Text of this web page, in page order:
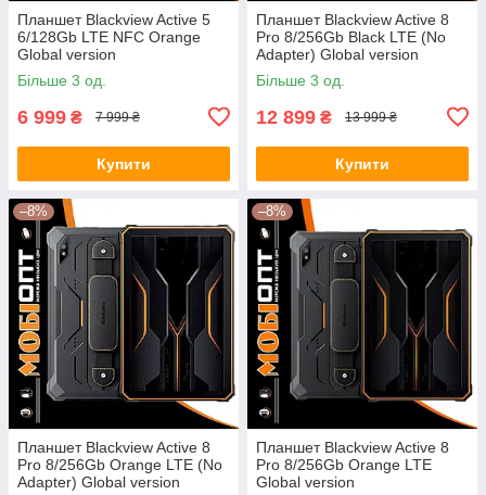
Планшет Blackview Active 5
6/128Gb LTE NFC Orange
Global version
Більше 3 од.
6 999 ₴ 7 999 ₴
Купити
Планшет Blackview Active 8
Pro 8/256Gb Black LTE (No
Adapter) Global version
Більше 3 од.
12 899 ₴ 13 999 ₴
Купити
–8%
Планшет Blackview Active 8
Pro 8/256Gb Orange LTE (No
Adapter) Global version
–8%
Планшет Blackview Active 8
Pro 8/256Gb Orange LTE
Global version